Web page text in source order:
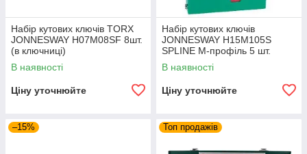
Набір кутових ключів ТORX
JONNESWAY H07M08SF 8шт.
(в ключниці)
В наявності
Ціну уточнюйте
Набір кутових ключів
JONNESWAY H15M105S
SPLINE М-профіль 5 шт.
В наявності
Ціну уточнюйте
–15% Топ продажів